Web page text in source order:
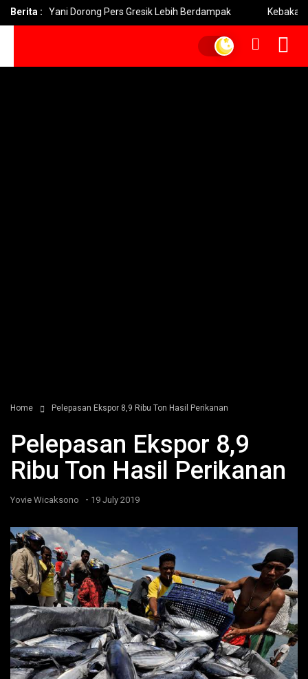
Berita :
Yani Dorong Pers Gresik Lebih Berdampak Kebakaran
Home Pelepasan Ekspor 8,9 Ribu Ton Hasil Perikanan
Pelepasan Ekspor 8,9
Ribu Ton Hasil Perikanan
Yovie Wicaksono - 19 July 2019